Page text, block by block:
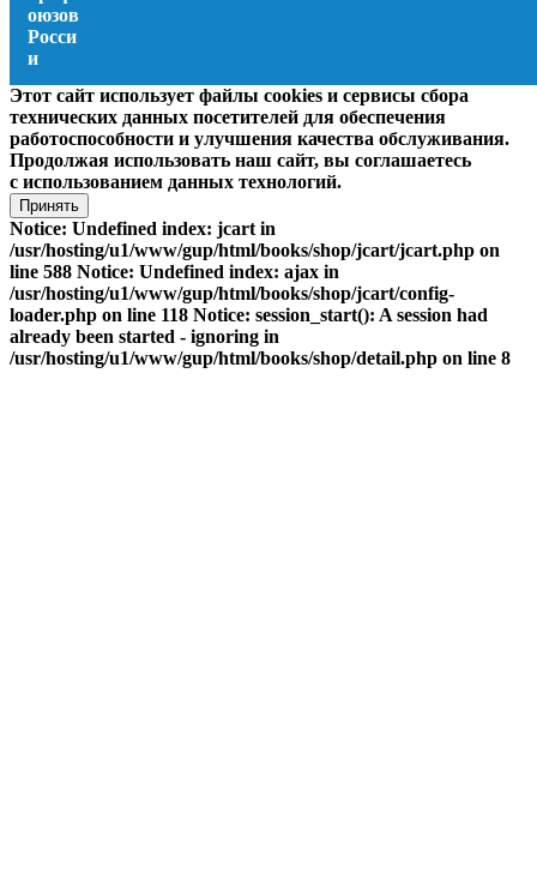
Этот сайт использует файлы cookies и сервисы сбора
технических данных посетителей для обеспечения
работоспособности и улучшения качества обслуживания.
Продолжая использовать наш сайт, вы соглашаетесь
с использованием данных технологий.
Принять
Notice: Undefined index: jcart in
/usr/hosting/u1/www/gup/html/books/shop/jcart/jcart.php on
line 588 Notice: Undefined index: ajax in
/usr/hosting/u1/www/gup/html/books/shop/jcart/config-
loader.php on line 118 Notice: session_start(): A session had
already been started - ignoring in
/usr/hosting/u1/www/gup/html/books/shop/detail.php on line 8